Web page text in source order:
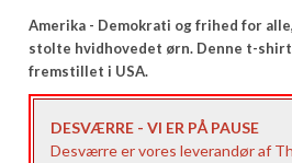
Amerika - Demokrati og frihed for
stolte hvidhovedet ørn. Denne t-
fremstillet i USA.
DESVÆRRE - VI ER PÅ PAUSE
Desværre er vores leverandør af